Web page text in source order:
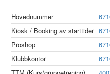
Hovednummer
Kiosk / Booking av starttider
Proshop
Klubbkontor